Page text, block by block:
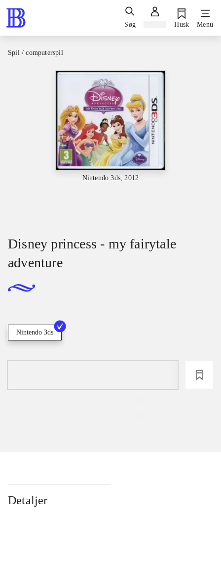
Søg Husk Menu
Spil / computerspil
Nintendo 3ds, 2012
Disney princess - my fairytale
adventure
Nintendo 3ds
Detaljer